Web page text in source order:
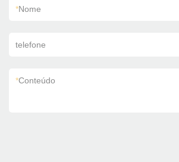
*Nome
telefone
*Conteúdo